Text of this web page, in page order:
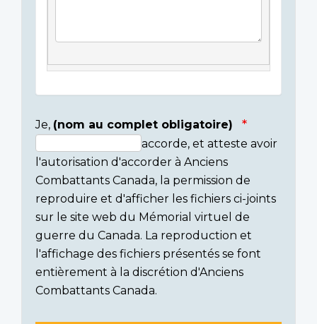
Consent
section
Je, (nom au complet obligatoire)
accorde, et atteste avoir
l'autorisation d'accorder à Anciens
Combattants Canada, la permission de
reproduire et d'afficher les fichiers ci-joints
sur le site web du Mémorial virtuel de
guerre du Canada. La reproduction et
l'affichage des fichiers présentés se font
entièrement à la discrétion d'Anciens
Combattants Canada.